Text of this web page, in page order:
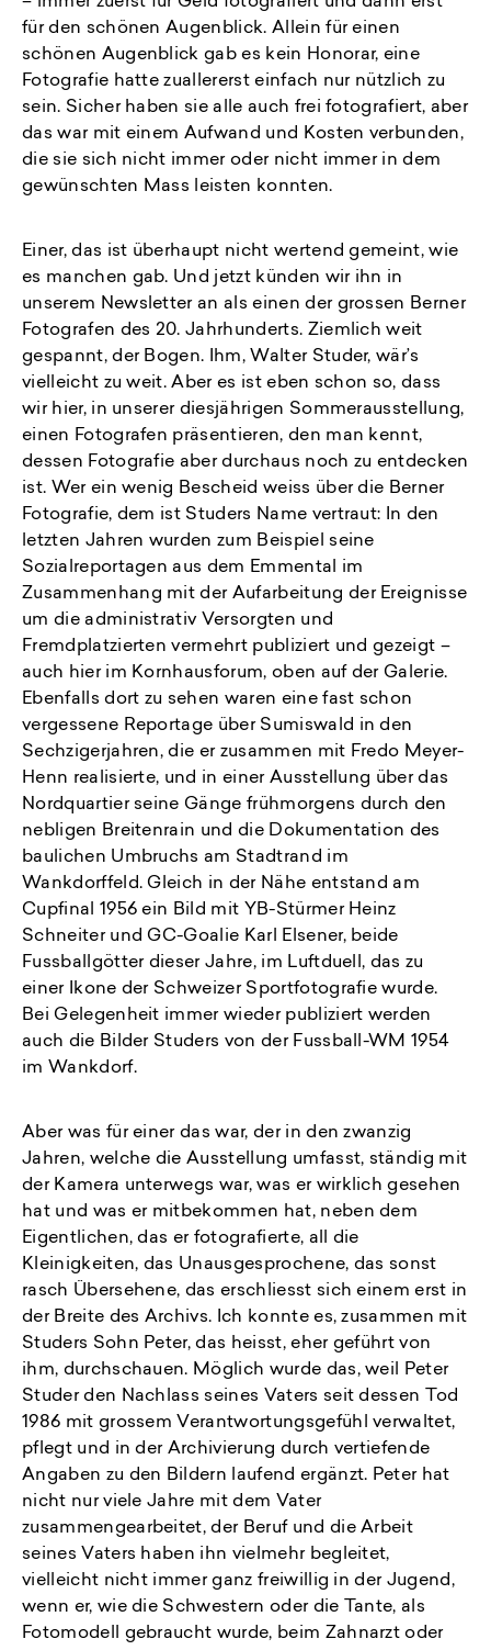
für den schönen Augenblick. Allein für einen
schönen Augenblick gab es kein Honorar, eine
Fotografie hatte zuallererst einfach nur nützlich zu
sein. Sicher haben sie alle auch frei fotografiert, aber
das war mit einem Aufwand und Kosten verbunden,
die sie sich nicht immer oder nicht immer in dem
gewünschten Mass leisten konnten.
Einer, das ist überhaupt nicht wertend gemeint, wie
es manchen gab. Und jetzt künden wir ihn in
unserem Newsletter an als einen der grossen Berner
Fotografen des 20. Jahrhunderts. Ziemlich weit
gespannt, der Bogen. Ihm, Walter Studer, wär’s
vielleicht zu weit. Aber es ist eben schon so, dass
wir hier, in unserer diesjährigen Sommerausstellung,
einen Fotografen präsentieren, den man kennt,
dessen Fotografie aber durchaus noch zu entdecken
ist. Wer ein wenig Bescheid weiss über die Berner
Fotografie, dem ist Studers Name vertraut: In den
letzten Jahren wurden zum Beispiel seine
Sozialreportagen aus dem Emmental im
Zusammenhang mit der Aufarbeitung der Ereignisse
um die administrativ Versorgten und
Fremdplatzierten vermehrt publiziert und gezeigt –
auch hier im Kornhausforum, oben auf der Galerie.
Ebenfalls dort zu sehen waren eine fast schon
vergessene Reportage über Sumiswald in den
Sechzigerjahren, die er zusammen mit Fredo Meyer-
Henn realisierte, und in einer Ausstellung über das
Nordquartier seine Gänge frühmorgens durch den
nebligen Breitenrain und die Dokumentation des
baulichen Umbruchs am Stadtrand im
Wankdorffeld. Gleich in der Nähe entstand am
Cupfinal 1956 ein Bild mit YB-Stürmer Heinz
Schneiter und GC-Goalie Karl Elsener, beide
Fussballgötter dieser Jahre, im Luftduell, das zu
einer Ikone der Schweizer Sportfotografie wurde.
Bei Gelegenheit immer wieder publiziert werden
auch die Bilder Studers von der Fussball-WM 1954
im Wankdorf.
Aber was für einer das war, der in den zwanzig
Jahren, welche die Ausstellung umfasst, ständig mit
der Kamera unterwegs war, was er wirklich gesehen
hat und was er mitbekommen hat, neben dem
Eigentlichen, das er fotografierte, all die
Kleinigkeiten, das Unausgesprochene, das sonst
rasch Übersehene, das erschliesst sich einem erst in
der Breite des Archivs. Ich konnte es, zusammen mit
Studers Sohn Peter, das heisst, eher geführt von
ihm, durchschauen. Möglich wurde das, weil Peter
Studer den Nachlass seines Vaters seit dessen Tod
1986 mit grossem Verantwortungsgefühl verwaltet,
pflegt und in der Archivierung durch vertiefende
Angaben zu den Bildern laufend ergänzt. Peter hat
nicht nur viele Jahre mit dem Vater
zusammengearbeitet, der Beruf und die Arbeit
seines Vaters haben ihn vielmehr begleitet,
vielleicht nicht immer ganz freiwillig in der Jugend,
wenn er, wie die Schwestern oder die Tante, als
Fotomodell gebraucht wurde, beim Zahnarzt oder